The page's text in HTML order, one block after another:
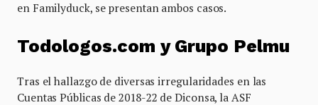
en Familyduck, se presentan ambos casos.
Todologos.com y Grupo Pelmu
Tras el hallazgo de diversas irregularidades en las
Cuentas Públicas de 2018-22 de Diconsa, la ASF